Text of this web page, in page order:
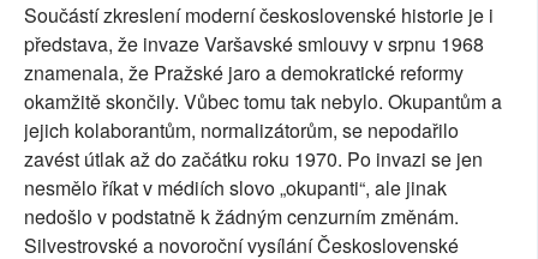
Součástí zkreslení moderní československé historie je i
představa, že invaze Varšavské smlouvy v srpnu 1968
znamenala, že Pražské jaro a demokratické reformy
okamžitě skončily. Vůbec tomu tak nebylo. Okupantům a
jejich kolaborantům, normalizátorům, se nepodařilo
zavést útlak až do začátku roku 1970. Po invazi se jen
nesmělo říkat v médiích slovo „okupanti“, ale jinak
nedošlo v podstatně k žádným cenzurním změnám.
Silvestrovské a novoroční vysílání Československé